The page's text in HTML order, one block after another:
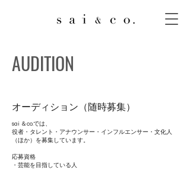
AUDITION
オーディション（随時募集）
sai ＆co.では、
役者・タレント・アナウンサー・インフルエンサー・文化人
（ほか）を募集しています。
応募資格
・芸能を目指している人